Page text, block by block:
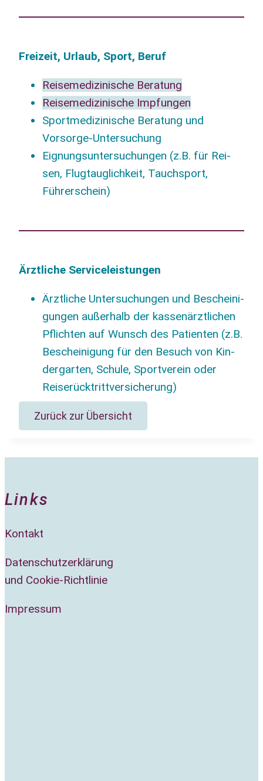
Frei­zeit, Urlaub, Sport, Beruf
Rei­se­me­di­zi­ni­sche Beratung
Rei­se­me­di­zi­ni­sche Impfungen
Sport­me­di­zi­ni­sche Bera­tung und
Vorsorge-Untersuchung
Eig­nungs­un­ter­su­chun­gen (z.B. für Rei­
sen, Flug­taug­lich­keit, Tauch­sport,
Führerschein)
Ärzt­li­che Serviceleistungen
Ärzt­li­che Unter­su­chun­gen und Beschei­ni­
gun­gen außer­halb der kas­sen­ärzt­li­chen
Pflich­ten auf Wunsch des Pati­en­ten (z.B.
Beschei­ni­gung für den Besuch von Kin­
der­gar­ten, Schu­le, Sport­ver­ein oder
Reiserücktrittversicherung)
Zurück zur Übersicht
Links
Kon­takt
Daten­schutz­er­klä­rung
und Coo­kie-Richt­li­nie
Impres­sum